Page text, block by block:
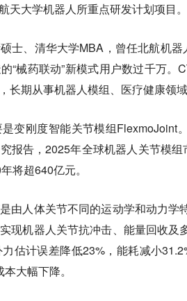
大学机器人所重点研发计划项目。
士、清华大学MBA，曾任北航机
“械药联动”新模式用户数过千万。
长期从事机器人模组、医疗健康领
变刚度智能关节模组FlexmoJoint
报告，2025年全球机器人关节模组
将超640亿元。
由人体关节不同的运动学和动力学
现机器人关节抗冲击、能量回收及
估计误差降低23%，能耗减小
大幅下降。